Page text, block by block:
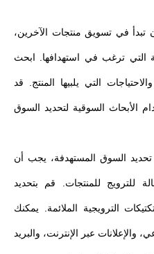
تبدأ في تسويق منتجات الآخرين،
التي ترغب في استهدافها. ابحث
التي يلبيها المنتج. قد
الأبحاث السوقية لتحديد السوق
تحديد السوق المستهدفة، يجب أن
للترويج للمنتجات. قم بتحديد
الترويجية الملائمة. يمكنك
والإعلانات عبر الإنترنت، والبريد